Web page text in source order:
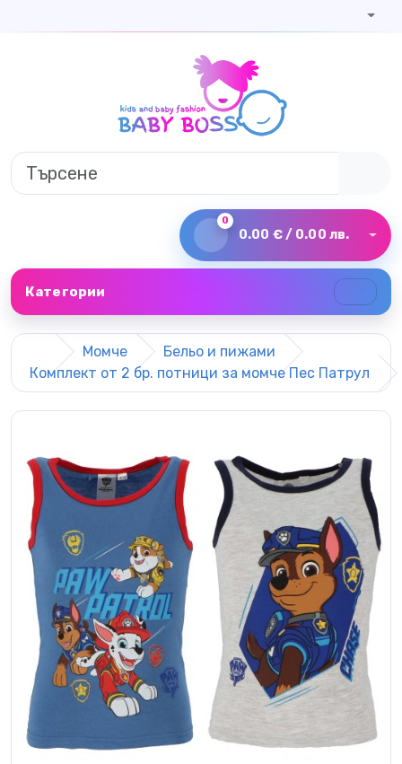
0
0.00 € / 0.00 лв.
Категории
Момче
Бельо и пижами
Комплект от 2 бр. потници за момче Пес Патрул